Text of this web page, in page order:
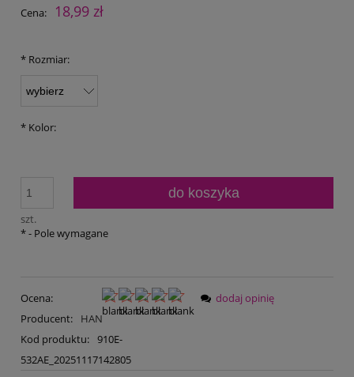
Cena: 18,99 zł
* Rozmiar:
* Kolor:
szt.
do koszyka
*- Pole wymagane
Ocena:
Producent:
HAN
Kod produktu: 910E-
532AE_20251117142805
dodaj opinię